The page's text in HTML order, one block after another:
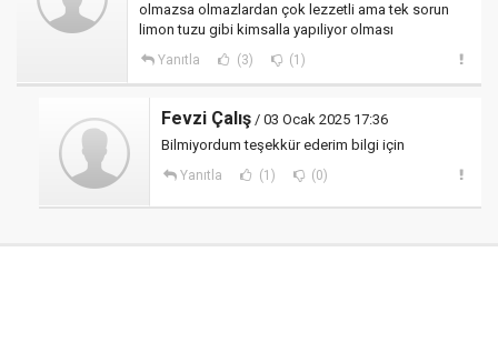
olmazsa olmazlardan çok lezzetli ama tek sorun
limon tuzu gibi kimsalla yapıliyor olması
Yanıtla (3) (1)
Fevzi Çalış / 03 Ocak 2025 17:36
Bilmiyordum teşekkür ederim bilgi için
Yanıtla (1) (0)